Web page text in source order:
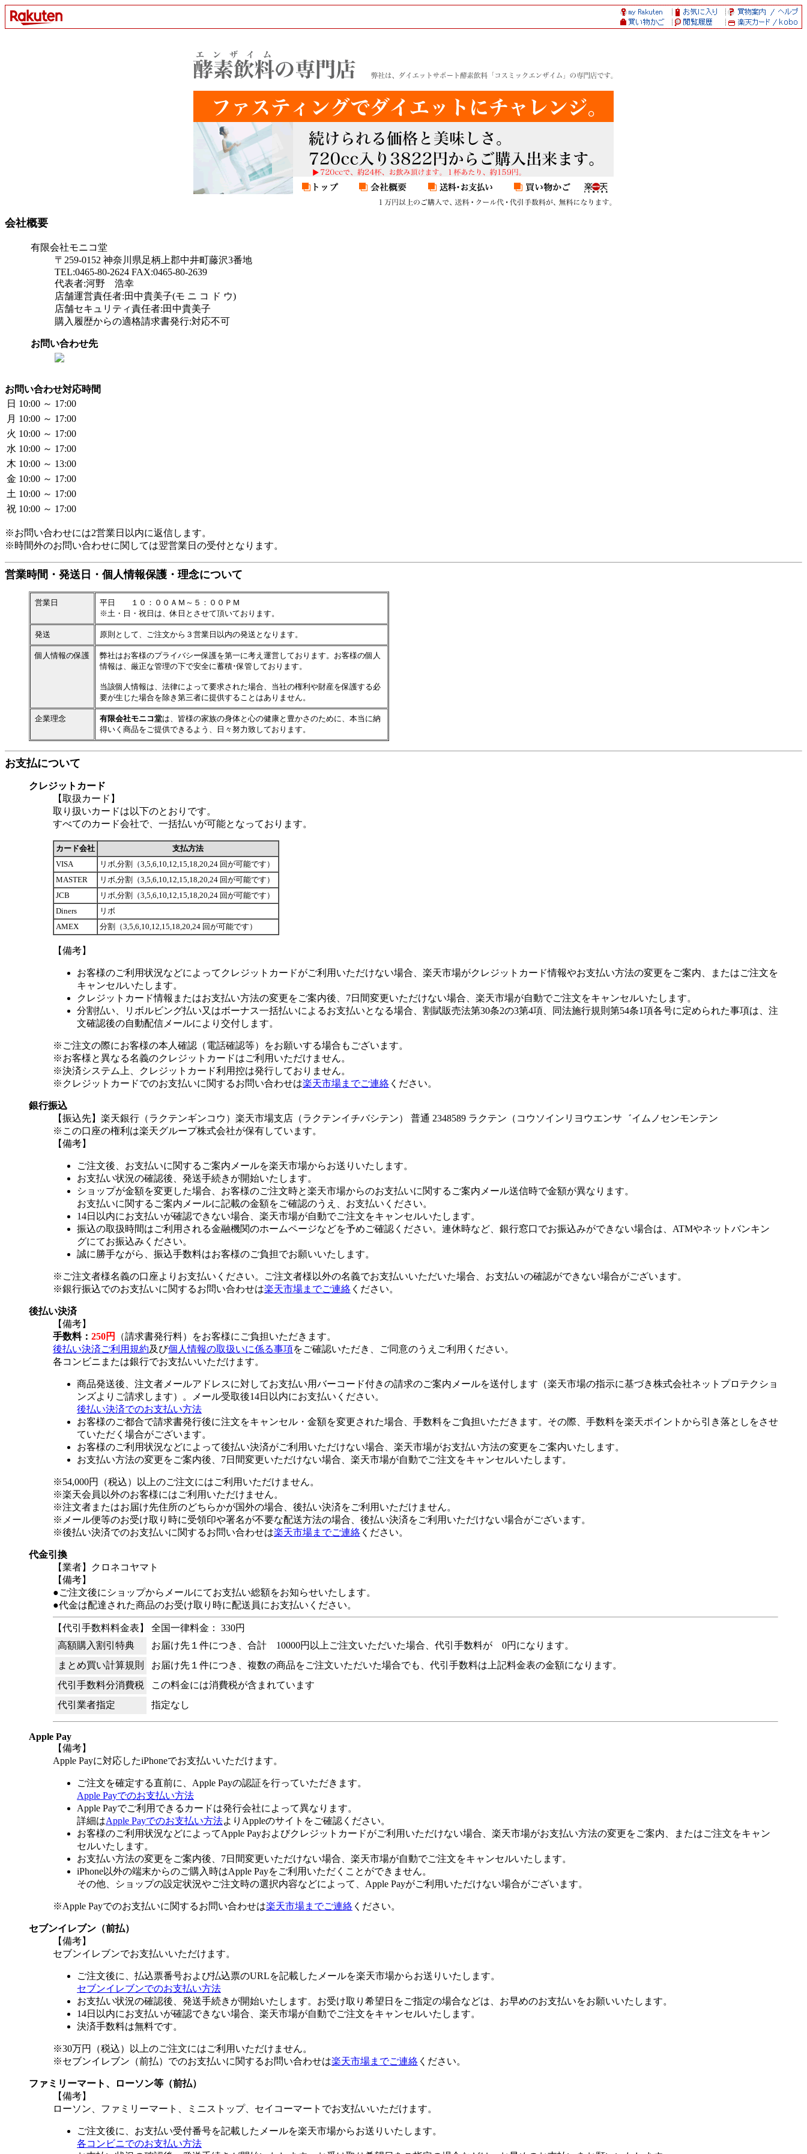
会社概要
有限会社モニコ堂
〒259-0152 神奈川県足柄上郡中井町藤沢3番地
TEL:0465-80-2624 FAX:0465-80-2639
代表者:河野 浩幸
店舗運営責任者:田中貴美子(モ ニ コ ド ウ)
店舗セキュリティ責任者:田中貴美子
購入履歴からの適格請求書発行:対応不可
お問い合わせ先
お問い合わせ対応時間
日 10:00 ～ 17:00
月 10:00 ～ 17:00
火 10:00 ～ 17:00
水 10:00 ～ 17:00
木 10:00 ～ 13:00
金 10:00 ～ 17:00
土 10:00 ～ 17:00
祝 10:00 ～ 17:00
※お問い合わせには2営業日以内に返信します。
※時間外のお問い合わせに関しては翌営業日の受付となります。
営業時間・発送日・個人情報保護・理念について
営業日 平日 １０：００ＡＭ～ ５ ：００ＰＭ
※土・日・祝日は、休日とさせて頂いております。
発送 原則として、ご注文から ３ 営業日 以内の発送となります。
個人情報の保護
弊社はお客様のプライバシー保護を第一に考え運営しております。お客様の個人
情報は、厳正な管理の下で安全に蓄積･保管しております。
当該個人情報は、法律によって要求された場合、当社の権利や財産を保護する必
要が生じた場合を除き第三者に提供することはありません。
企業理念 有限会社モニコ堂は、皆様の家族の身体と心の健康と豊かさのために、本当に納
得いく商品をご提供できるよう、日々努力致しております。
お支払について
クレジットカード
【取扱カード】
取り扱いカードは以下のとおりです。
すべてのカード会社で、一括払いが可能となっております。
カード会社
支払方法
VISA
リボ,分割（3,5,6,10,12,15,18,20,24 回が可能です）
MASTER
リボ,分割（3,5,6,10,12,15,18,20,24 回が可能です）
JCB
リボ,分割（3,5,6,10,12,15,18,20,24 回が可能です）
Diners
リボ
AMEX
分割（3,5,6,10,12,15,18,20,24 回が可能です）
【備考】
お客様のご利用状況などによってクレジットカードがご利用いただけない場合、楽天市場がクレジットカード情報やお支払い方法の変更をご案内、またはご注文を
キャンセルいたします。
クレジットカード情報またはお支払い方法の変更をご案内後、7日間変更いただけない場合、楽天市場が自動でご注文をキャンセルいたします。
分割払い、リボルビング払い又はボーナス一括払いによるお支払いとなる場合、割賦販売法第30条2の3第4項、同法施行規則第54条1項各号に定められた事項は、注
文確認後の自動配信メールにより交付します。
※ご注文の際にお客様の本人確認（電話確認等）をお願いする場合もございます。
※お客様と異なる名義のクレジットカードはご利用いただけません。
※決済システム上、クレジットカード利用控は発行しておりません。
※クレジットカードでのお支払いに関するお問い合わせは楽天市場までご連絡 ください。
銀行振込
【振込先】楽天銀行（ラクテンギンコウ）楽天市場支店（ラクテンイチバシテン） 普通 2348589 ラクテン（コウソインリヨウエンサ゛イムノセンモンテン
※この口座の権利は楽天グループ株式会社が保有しています。
【備考】
ご注文後、お支払いに関するご案内メールを楽天市場からお送りいたします。
お支払い状況の確認後、発送手続きが開始いたします。
ショップが金額を変更した場合、お客様のご注文時と楽天市場からのお支払いに関するご案内メール送信時で金額が異なります。
お支払いに関するご案内メールに記載の金額をご確認のうえ、お支払いください。
14日以内にお支払いが確認できない場合、楽天市場が自動でご注文をキャンセルいたします。
振込の取扱時間はご利用される金融機関のホームページなどを予めご確認ください。連休時など、銀行窓口でお振込みができない場合は、ATMやネットバンキン
グにてお振込みください。
誠に勝手ながら、振込手数料はお客様のご負担でお願いいたします。
※ご注文者様名義の口座よりお支払いください。ご注文者様以外の名義でお支払いいただいた場合、お支払いの確認ができない場合がございます。
※銀行振込でのお支払いに関するお問い合わせは楽天市場までご連絡 ください。
後払い決済
【備考】
手数料： 250円
（請求書発行料）をお客様にご負担いただきます。
後払い決済ご利用規約及び個人情報の取扱いに係る事項をご確認いただき、ご同意のうえご利用ください。
各コンビニまたは銀行でお支払いいただけます。
商品発送後、注文者メールアドレスに対してお支払い用バーコード付きの請求のご案内メールを送付します（楽天市場の指示に基づき株式会社ネットプロテクショ
ンズよりご請求します）。メール受取後14日以内にお支払いください。
後払い決済でのお支払い方法
お客様のご都合で請求書発行後に注文をキャンセル・金額を変更された場合、手数料をご負担いただきます。その際、手数料を楽天ポイントから引き落としをさせ
ていただく場合がございます。
お客様のご利用状況などによって後払い決済がご利用いただけない場合、楽天市場がお支払い方法の変更をご案内いたします。
お支払い方法の変更をご案内後、7日間変更いただけない場合、楽天市場が自動でご注文をキャンセルいたします。
※54,000円（税込）以上のご注文にはご利用いただけません。
※楽天会員以外のお客様にはご利用いただけません。
※注文者またはお届け先住所のどちらかが国外の場合、後払い決済をご利用いただけません。
※メール便等のお受け取り時に受領印や署名が不要な配送方法の場合、後払い決済をご利用いただけない場合がございます。
※後払い決済でのお支払いに関するお問い合わせは楽天市場までご連絡 ください。
代金引換
【業者】クロネコヤマト
【備考】
●ご注文後にショップからメールにてお支払い総額をお知らせいたします。
●代金は配達された商品のお受け取り時に配送員にお支払いください。
【代引手数料料金表】 全国一律料金： 330円
高額購入割引特典
お届け先１件につき、合計 10000円以上ご注文いただいた場合、代引手数料が 0円になります。
まとめ買い計算規則
お届け先１件につき、複数の商品をご注文いただいた場合でも、代引手数料は上記料金表の金額になります。
代引手数料分消費税
この料金には消費税が含まれています
代引業者指定
指定なし
Apple Pay
【備考】
Apple Payに対応したiPhoneでお支払いいただけます。
ご注文を確定する直前に、Apple Payの認証を行っていただきます。
Apple Payでのお支払い方法
Apple Payでご利用できるカードは発行会社によって異なります。
詳細はApple Payでのお支払い方法よりAppleのサイトをご確認ください。
お客様のご利用状況などによってApple Payおよびクレジットカードがご利用いただけない場合、楽天市場がお支払い方法の変更をご案内、またはご注文をキャン
セルいたします。
お支払い方法の変更をご案内後、7日間変更いただけない場合、楽天市場が自動でご注文をキャンセルいたします。
iPhone以外の端末からのご購入時はApple Payをご利用いただくことができません。
その他、ショップの設定状況やご注文時の選択内容などによって、Apple Payがご利用いただけない場合がございます。
※Apple Payでのお支払いに関するお問い合わせは楽天市場までご連絡 ください。
セブンイレブン（前払）
【備考】
セブンイレブンでお支払いいただけます。
ご注文後に、払込票番号および払込票のURLを記載したメールを楽天市場からお送りいたします。
セブンイレブンでのお支払い方法
お支払い状況の確認後、発送手続きが開始いたします。お受け取り希望日をご指定の場合などは、お早めのお支払いをお願いいたします。
14日以内にお支払いが確認できない場合、楽天市場が自動でご注文をキャンセルいたします。
決済手数料は無料です。
※30万円（税込）以上のご注文にはご利用いただけません。
※セブンイレブン（前払）でのお支払いに関するお問い合わせは楽天市場までご連絡 ください。
ファミリーマート、ローソン等（前払）
【備考】
ローソン、ファミリーマート、ミニストップ、セイコーマートでお支払いいただけます。
ご注文後に、お支払い受付番号を記載したメールを楽天市場からお送りいたします。
各コンビニでのお支払い方法